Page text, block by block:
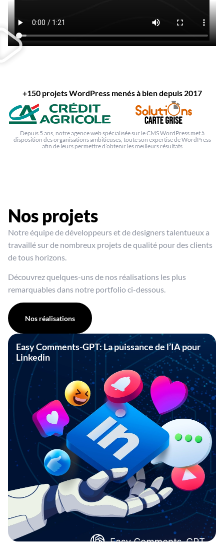
+150 projets WordPress menés à bien depuis 2017
Depuis 5 ans, notre agence web spécialisée sur le CMS WordPress met à
disposition des organisations ambitieuses, toute son expertise de WordPress
afin de leurs permettre d’obtenir les meilleurs résultats
Nos projets
Notre équipe de développeurs et de designers talentueux a
travaillé sur de nombreux projets de qualité pour des clients
de tous horizons.
Découvrez quelques-uns de nos réalisations les plus
remarquables dans notre portfolio ci-dessous.
Nos réalisations
Easy Comments-GPT: La puissance de l’IA pour
Linkedin